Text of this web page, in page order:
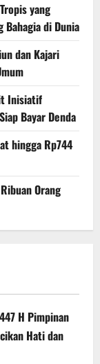
yang
Bahagia di Dunia
dan Kajari
Inisiatif
Bayar Denda
hingga Rp744
Orang
H Pimpinan
Hati dan